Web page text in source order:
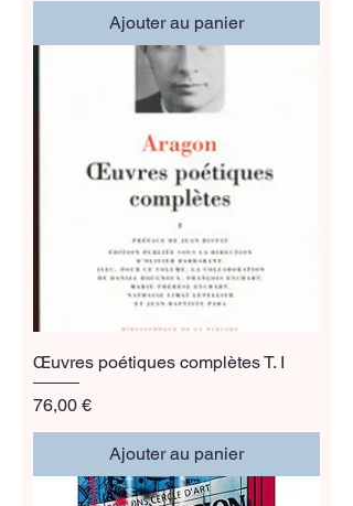
Ajouter au panier
Œuvres poétiques complètes T. I
Prix
76,00 €
Ajouter au panier